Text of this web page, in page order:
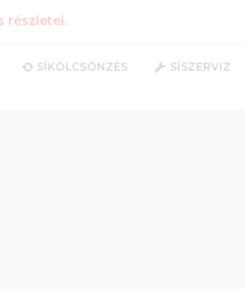
részletei.
SÍKÖLCSÖNZÉS
SÍSZERVIZ